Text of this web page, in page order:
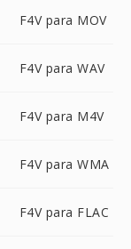
F4V para MOV
F4V para WAV
F4V para M4V
F4V para WMA
F4V para FLAC